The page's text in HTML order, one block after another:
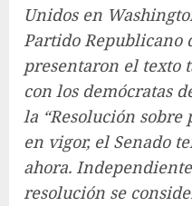
Unidos en
Partido Republicano
presentaron el texto
con los demócratas
la “Resolución sobre
en vigor, el Senado
ahora.
resolución se